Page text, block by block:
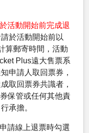
活動開始前完成退
請於活動開始前以
算郵寄時間，活動
Plus遠大售票系
申請人取回票券，
取回票券共識者，
保管或任何其他責
承擔。
請線上退票時勾選